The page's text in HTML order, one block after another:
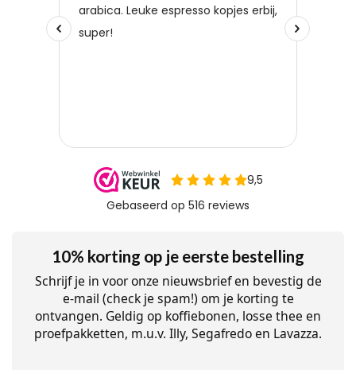
10% korting op je eerste bestelling
Schrijf je in voor onze nieuwsbrief en bevestig de
e-mail (check je spam!) om je korting te
ontvangen. Geldig op koffiebonen, losse thee en
proefpakketten, m.u.v. Illy, Segafredo en Lavazza.